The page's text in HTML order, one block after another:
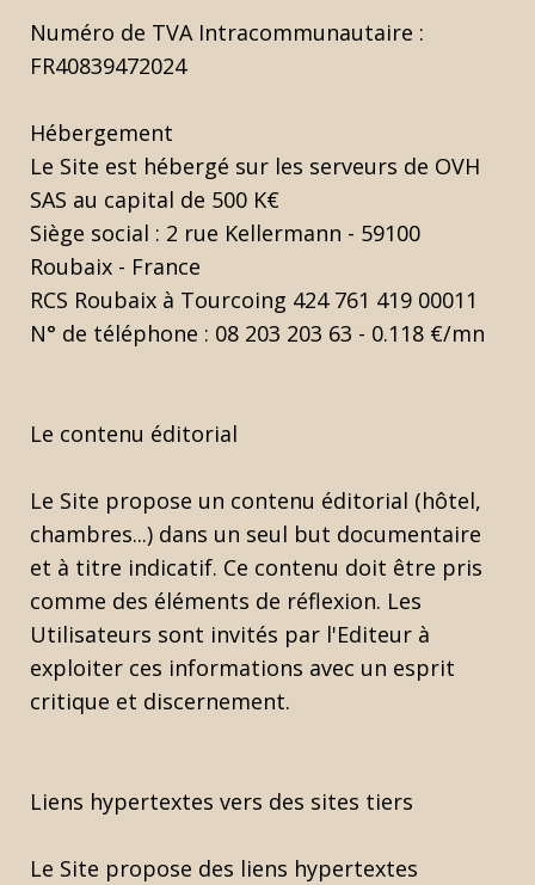
Numéro de TVA Intracommunautaire :
FR40839472024
Hébergement
Le Site est hébergé sur les serveurs de OVH
SAS au capital de 500 K€
Siège social : 2 rue Kellermann - 59100
Roubaix - France
RCS Roubaix à Tourcoing 424 761 419 00011
N° de téléphone : 08 203 203 63 - 0.118 €/mn
Le contenu éditorial
Le Site propose un contenu éditorial (hôtel,
chambres...) dans un seul but documentaire
et à titre indicatif. Ce contenu doit être pris
comme des éléments de réflexion. Les
Utilisateurs sont invités par l'Editeur à
exploiter ces informations avec un esprit
critique et discernement.
Liens hypertextes vers des sites tiers
Le Site propose des liens hypertextes